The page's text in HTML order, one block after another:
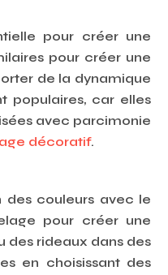
pour créer une
pour créer une
de la dynamique
populaires, car elles
avec parcimonie
décoratif.
des couleurs avec le
pour créer une
des rideaux dans des
en choisissant des